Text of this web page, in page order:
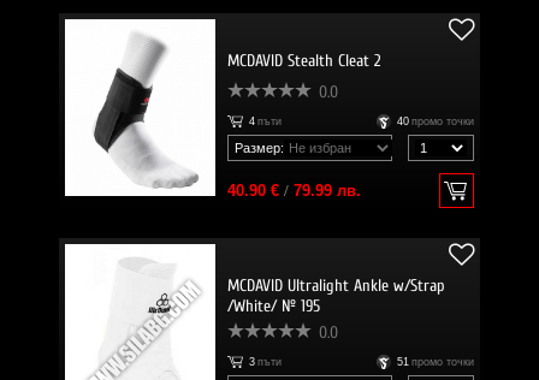
MCDAVID Stealth Cleat 2
0.0
4 пъти 40 промо точки
Размер:
40.90 €/ 79.99 лв.
MCDAVID Ultralight Ankle w/Strap
/White/ № 195
0.0
3 пъти 51 промо точки